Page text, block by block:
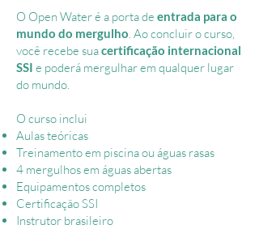
​O Open Water é a porta de entrada para o
mundo do mergulho. Ao concluir o curso,
você recebe suacertificação internacional
SSI e poderá mergulhar em qualquer lugar
do mundo.
O curso inclui
Aulas teóricas
Treinamento em piscina ou águas rasas
4 mergulhos em águas abertas
Equipamentos completos
Certificação SSI
Instrutor brasileiro